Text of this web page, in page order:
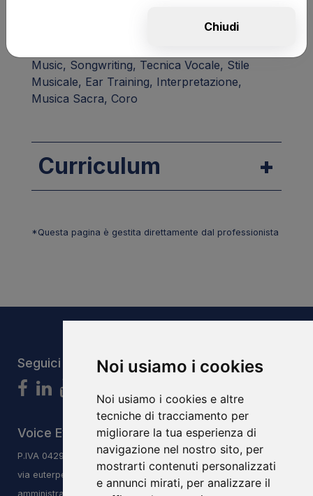
Noi usiamo i cookies
Noi usiamo i cookies e altre
tecniche di tracciamento per
migliorare la tua esperienza di
navigazione nel nostro sito, per
mostrarti contenuti personalizzati
e annunci mirati, per analizzare il
Music, Songwriting, Tecnica Vocale, Stile
Musicale, Ear Training, Interpretazione,
Musica Sacra, Coro
Curriculum
*Questa pagina è gestita direttamente dal professionista
Seguici
Voice Evolution System S.r.l.s
P.IVA 04293240406
via euterpe 3/q, 47923, Rimini, RN
amministrazione@vesitalia.it
Chiudi